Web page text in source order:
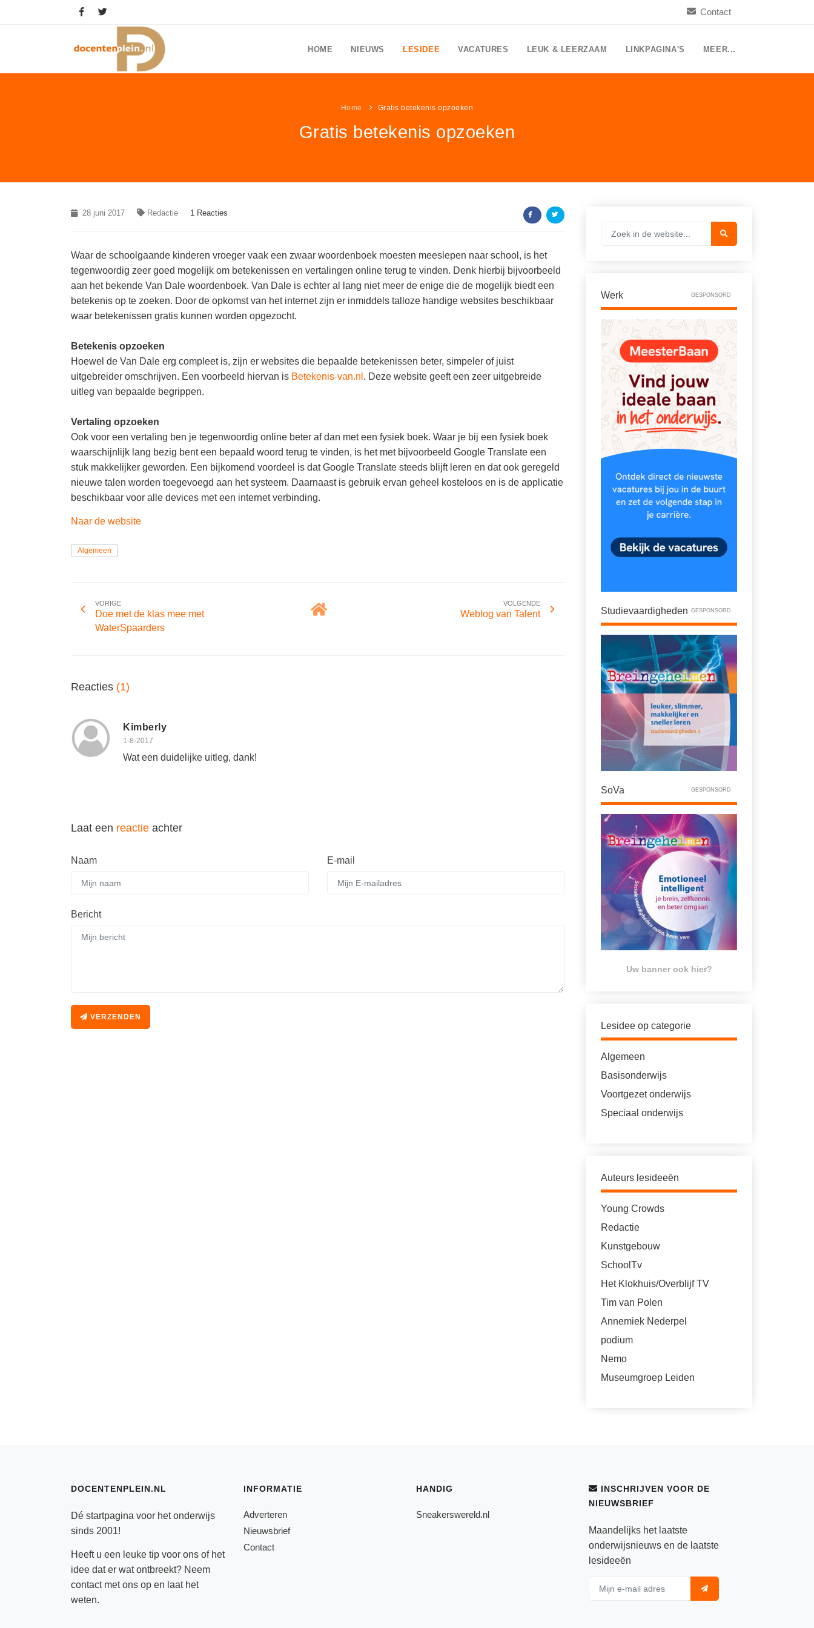
Contact
HOME NIEUWS LESIDEE VACATURES LEUK & LEERZAAM LINKPAGINA'S MEER...
Home Gratis betekenis opzoeken
Gratis betekenis opzoeken
28 juni 2017 Redactie 1 Reacties
Waar de schoolgaande kinderen vroeger vaak een zwaar woordenboek moesten meeslepen naar school, is het
tegenwoordig zeer goed mogelijk om betekenissen en vertalingen online terug te vinden. Denk hierbij bijvoorbeeld
aan het bekende Van Dale woordenboek. Van Dale is echter al lang niet meer de enige die de mogelijk biedt een
betekenis op te zoeken. Door de opkomst van het internet zijn er inmiddels talloze handige websites beschikbaar
waar betekenissen gratis kunnen worden opgezocht.
Betekenis opzoeken
Hoewel de Van Dale erg compleet is, zijn er websites die bepaalde betekenissen beter, simpeler of juist
uitgebreider omschrijven. Een voorbeeld hiervan is Betekenis-van.nl . Deze website geeft een zeer uitgebreide
uitleg van bepaalde begrippen.
Vertaling opzoeken
Ook voor een vertaling ben je tegenwoordig online beter af dan met een fysiek boek. Waar je bij een fysiek boek
waarschijnlijk lang bezig bent een bepaald woord terug te vinden, is het met bijvoorbeeld Google Translate een
stuk makkelijker geworden. Een bijkomend voordeel is dat Google Translate steeds blijft leren en dat ook geregeld
nieuwe talen worden toegevoegd aan het systeem. Daarnaast is gebruik ervan geheel kosteloos en is de applicatie
beschikbaar voor alle devices met een internet verbinding.
Naar de website
Algemeen
VORIGE
Doe met de klas mee met
WaterSpaarders
VOLGENDE
Weblog van Talent
Reacties (1)
Kimberly
1-8-2017
Wat een duidelijke uitleg, dank!
Laat een reactie achter
Naam E-mail
Bericht
VERZENDEN
Werk GESPONSORD
Studievaardigheden GESPONSORD
SoVa GESPONSORD
Uw banner ook hier?
Lesidee op categorie
Algemeen
Basisonderwijs
Voortgezet onderwijs
Speciaal onderwijs
Auteurs lesideeën
Young Crowds
Redactie
Kunstgebouw
SchoolTv
Het Klokhuis/Overblijf TV
Tim van Polen
Annemiek Nederpel
podium
Nemo
Museumgroep Leiden
DOCENTENPLEIN.NL
Dé startpagina voor het onderwijs
sinds 2001!
Heeft u een leuke tip voor ons of het
idee dat er wat ontbreekt? Neem
contactmet ons op en laat het
weten.
INFORMATIE
Adverteren
Nieuwsbrief
Contact
HANDIG
Sneakerswereld.nl
INSCHRIJVEN VOOR DE
NIEUWSBRIEF
Maandelijks het laatste
onderwijsnieuws en de laatste
lesideeën